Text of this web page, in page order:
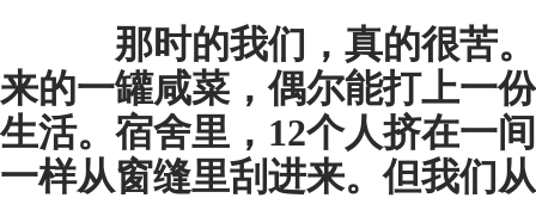
那时的我们，真的很苦。
来的一罐咸菜，偶尔能打上一
生活。宿舍里，12个人挤在一
一样从窗缝里刮进来。但我们